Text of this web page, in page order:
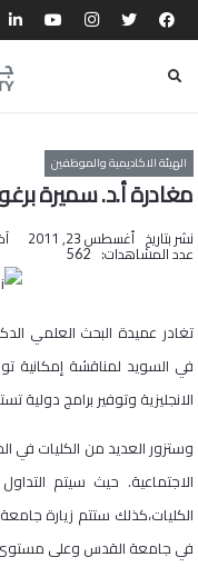
الهيئة الاكاديمية والموظفين
مغادرة أ.د. سميرة
نشر بتاريخ أغسطس 23, 2011
عدد المشاهدات: 562
تغادر عميدة البحث العلمي
في السويد لمناقشة إمكانية
الانجليزية وتوفير برامج دولية
وستزور العديد من الكليات في
الاجتماعية. حيث سيتم
الكليات،كذلك ستتم زيارة
في جامعة القدس وعلى